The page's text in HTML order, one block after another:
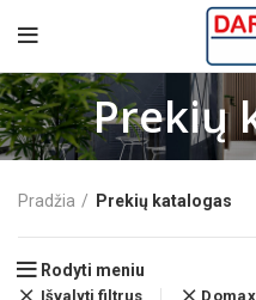
Prekių
Pradžia Prekių katalogas
Rodyti meniu
Išvalyti filtrus Domax